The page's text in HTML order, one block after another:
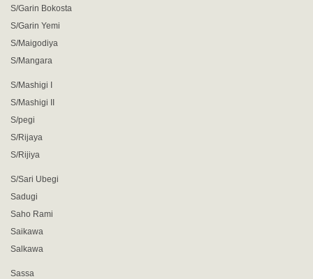
S/Garin Bokosta
S/Garin Yemi
S/Maigodiya
S/Mangara
S/Mashigi I
S/Mashigi II
S/pegi
S/Rijaya
S/Rijiya
S/Sari Ubegi
Sadugi
Saho Rami
Saikawa
Salkawa
Sassa